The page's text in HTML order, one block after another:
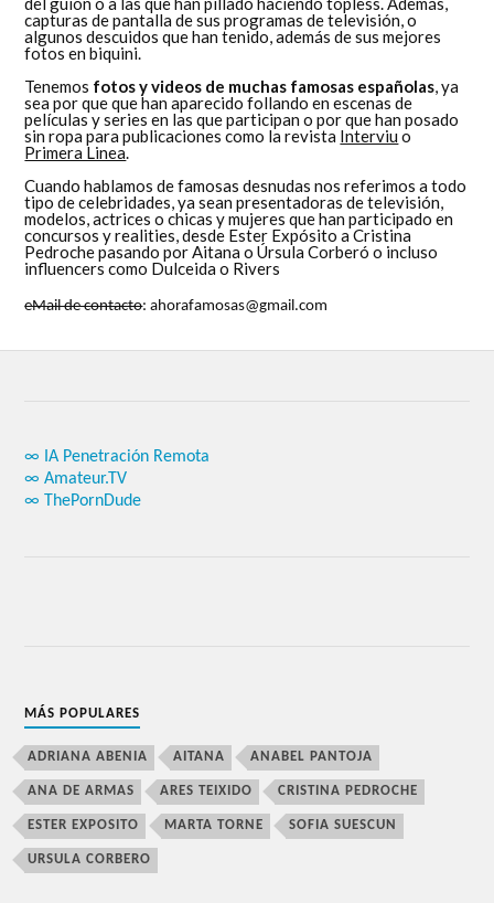
capturas de pantalla de sus programas de televisión, o
algunos descuidos que han tenido, además de sus mejores
fotos en biquini.
Tenemos fotos y videos de muchas famosas españolas, ya
sea por que que han aparecido follando en escenas de
películas y series en las que participan o por que han posado
sin ropa para publicaciones como la revista Interviu o
Primera Linea.
Cuando hablamos de famosas desnudas nos referimos a todo
tipo de celebridades, ya sean presentadoras de televisión,
modelos, actrices o chicas y mujeres que han participado en
concursos y realities, desde Ester Expósito a Cristina
Pedroche pasando por Aitana o Úrsula Corberó o incluso
influencers como Dulceida o Rivers
eMail de contacto: ahorafamosas@gmail.com
∞ IA Penetración Remota
∞ Amateur.TV
∞ ThePornDude
MÁS POPULARES
ADRIANA ABENIA AITANA ANABEL PANTOJA
ANA DE ARMAS ARES TEIXIDO CRISTINA PEDROCHE
ESTER EXPOSITO MARTA TORNE SOFIA SUESCUN
URSULA CORBERO